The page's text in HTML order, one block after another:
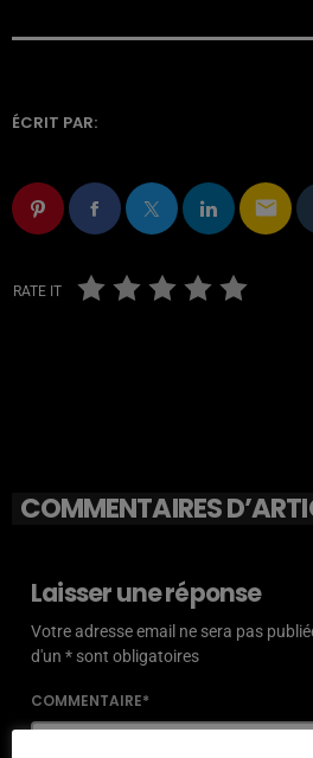
ÉCRIT PAR:
email
RATE IT
COMMENTAIRES
Laisser une réponse
Votre adresse email ne sera pas
d'un * sont obligatoires
COMMENTAIRE*